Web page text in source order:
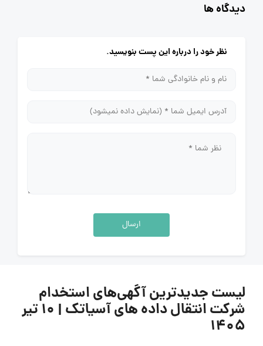
دیدگاه ها
نظر خود را درباره این پست بنویسید.
ارسال
لیست جدیدترین آگهی‌های استخدام
شرکت انتقال داده های آسیاتک | ۱۰ تیر
۱۴۰۵